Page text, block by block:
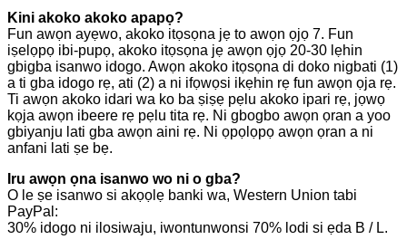
Kini akoko akoko apapọ?
Fun awọn ayẹwo, akoko itọsọna jẹ to awọn ọjọ 7. Fun
iṣelọpọ ibi-pupọ, akoko itọsọna jẹ awọn ọjọ 20-30 lẹhin
gbigba isanwo idogo. Awọn akoko itọsọna di doko nigbati (1)
a ti gba idogo rẹ, ati (2) a ni ifọwọsi ikẹhin rẹ fun awọn ọja rẹ.
Ti awọn akoko idari wa ko ba ṣiṣẹ pẹlu akoko ipari rẹ, jọwọ
kọja awọn ibeere rẹ pẹlu tita rẹ. Ni gbogbo awọn ọran a yoo
gbiyanju lati gba awọn aini rẹ. Ni ọpọlọpọ awọn ọran a ni
anfani lati ṣe bẹ.
Iru awọn ọna isanwo wo ni o gba?
O le ṣe isanwo si akọọlẹ banki wa, Western Union tabi
PayPal:
30% idogo ni ilosiwaju, iwontunwonsi 70% lodi si ẹda B / L.